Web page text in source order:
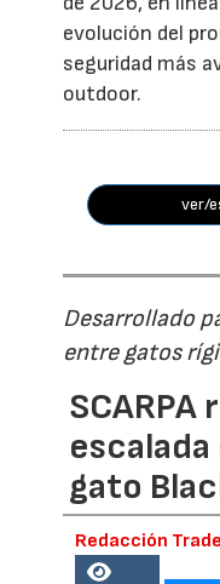
evolución del
seguridad más
outdoor.
ver/
Desarrollado
entre gatos
SCARPA
gato
Redacción